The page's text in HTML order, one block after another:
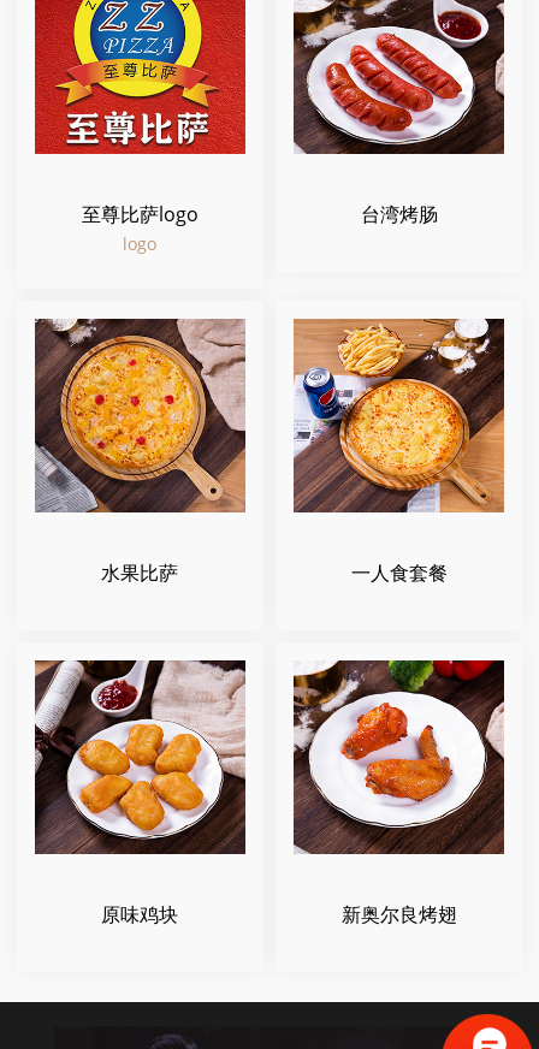
至尊比萨logo
logo
台湾烤肠
水果比萨 一人食套餐
原味鸡块 新奥尔良烤翅